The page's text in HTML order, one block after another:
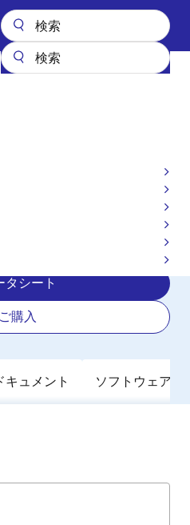
+125°C,
Full Fail-safe,
タシート
ご購入
キュメント ソフトウェア／